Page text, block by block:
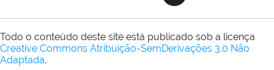
Todo o conteúdo deste site está publicado sob a licença
Creative Commons Atribuição-SemDerivações 3.0 Não
Adaptada.